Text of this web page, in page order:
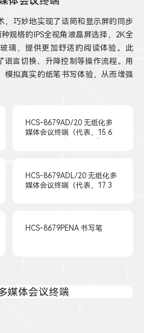
，巧妙地实现了话筒和显示屏的同步
规格的IPS全视角液晶屏选择，2K全
璃，提供更加舒适的阅读体验。此
言切换、升降控制等操作流程。用
模拟真实的纸笔书写体验，从而增强
HCS-8679AD/20 无纸化多
媒体会议终端（代表，15.6
HCS-8679ADL/20 无纸化多
媒体会议终端（代表，17.3
HCS-8679PENA 书写笔